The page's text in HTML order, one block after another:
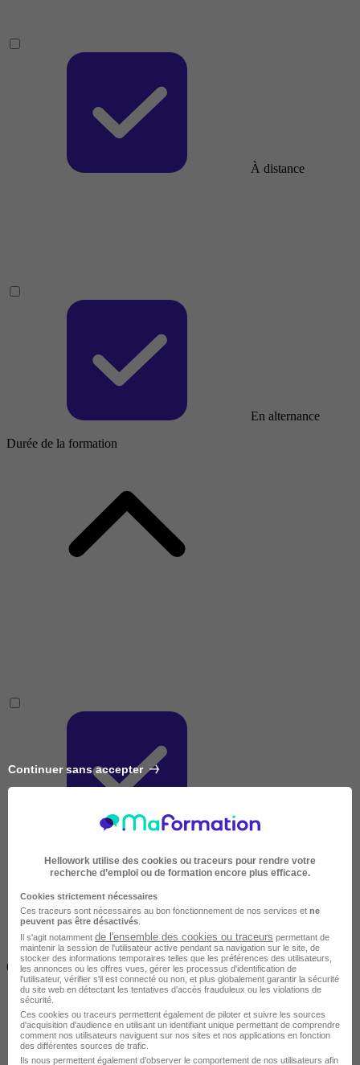
À distance
En alternance
Durée de la formation
Très courte
Inférieur à 2 jours
(14h)
Continuer sans accepter
Hellowork utilise des cookies ou traceurs pour rendre votre
recherche d’emploi ou de formation encore plus efficace.
Cookies strictement nécessaires
Ces traceurs sont nécessaires au bon fonctionnement de nos services et ne
peuvent pas être désactivés
Il s'agit notamment de l'ensemble des cookies ou traceurs permettant de
maintenir la session de l'utilisateur active pendant sa navigation sur le site, de
stocker des informations temporaires telles que les préférences des utilisateurs,
les annonces ou les offres vues, gérer les processus d'identification de
l'utilisateur, vérifier s'il est connecté ou non, et plus globalement garantir la sécurité
du site web en détectant les tentatives d'accès frauduleux ou les violations de
sécurité.
Ces cookies ou traceurs permettent également de piloter et suivre les sources
d'acquisition d'audience en utilisant un identifiant unique permettant de comprendre
comment nos utilisateurs naviguent sur nos sites et nos applications en fonction
des différentes sources de trafic.
Ils nous permettent également d’observer le comportement de nos utilisateurs afin